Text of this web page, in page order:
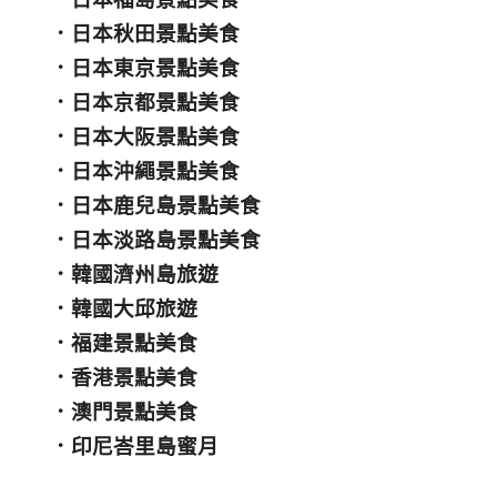
． 日本秋田景點美食
． 日本東京景點美食
． 日本京都景點美食
． 日本大阪景點美食
． 日本沖繩景點美食
． 日本鹿兒島景點美食
． 日本淡路島景點美食
．韓國濟州島旅遊
．韓國大邱旅遊
．福建景點美食
．香港景點美食
．澳門景點美食
． 印尼峇里島蜜月